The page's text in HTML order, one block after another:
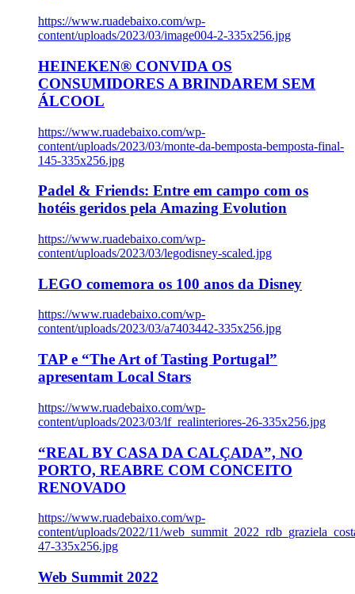
https://www.ruadebaixo.com/wp-
content/uploads/2023/03/image004-2-335x256.jpg
HEINEKEN® CONVIDA OS
CONSUMIDORES A BRINDAREM SEM
ÁLCOOL
https://www.ruadebaixo.com/wp-
content/uploads/2023/03/monte-da-bemposta-bemposta-final-
145-335x256.jpg
Padel & Friends: Entre em campo com os
hotéis geridos pela Amazing Evolution
https://www.ruadebaixo.com/wp-
content/uploads/2023/03/legodisney-scaled.jpg
LEGO comemora os 100 anos da Disney
https://www.ruadebaixo.com/wp-
content/uploads/2023/03/a7403442-335x256.jpg
TAP e “The Art of Tasting Portugal”
apresentam Local Stars
https://www.ruadebaixo.com/wp-
content/uploads/2023/03/lf_realinteriores-26-335x256.jpg
“REAL BY CASA DA CALÇADA”, NO
PORTO, REABRE COM CONCEITO
RENOVADO
https://www.ruadebaixo.com/wp-
content/uploads/2022/11/
47-335x256.jpg
Web Summit 2022